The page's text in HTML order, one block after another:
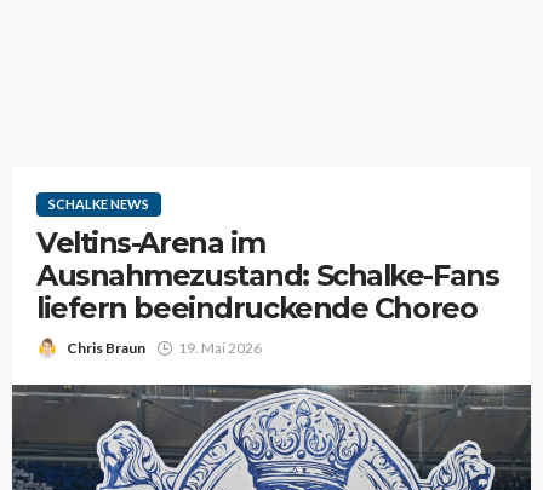
SCHALKE NEWS
Veltins-Arena im
Ausnahmezustand: Schalke-Fans
liefern beeindruckende Choreo
Chris Braun 19. Mai 2026